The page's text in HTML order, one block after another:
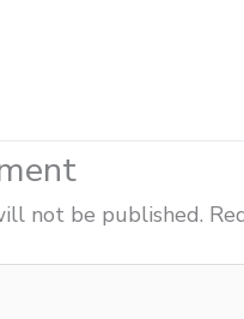
not be published.